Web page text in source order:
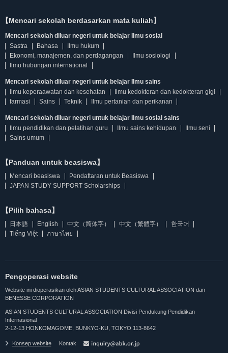
【Mencari sekolah berdasarkan mata kuliah】
Mencari sekolah diluar negeri untuk belajar Ilmu sosial
Sastra
Bahasa
Ilmu hukum
Ekonomi, manajemen, dan perdagangan
Ilmu sosiologi
Ilmu hubungan international
Mencari sekolah diluar negeri untuk belajar Ilmu sains
Ilmu keperaawatan dan kesehatan
Ilmu kedokteran dan kedokteran gigi
farmasi
Sains Teknik Ilmu pertanian dan perikanan
Mencari sekolah diluar negeri untuk belajar Ilmu sosial sains
Ilmu pendidikan dan pelatihan guru
Ilmu sains kehidupan
Ilmu seni
Sains umum
【Panduan untuk beasiswa】
Mencari beasiswa
Pendaftaran untuk Beasiswa
JAPAN STUDY SUPPORT Scholarships
【Pilih bahasa】
日本語 English 中文（简体字） 中文（繁體字）
한국어
Tiếng Việt
ภาษาไทย
Pengoperasi website
Website ini dioperasikan oleh ASIAN STUDENTS CULTURAL ASSOCIATION dan
BENESSE CORPORATION
ASIAN STUDENTS CULTURAL ASSOCIATION Divisi Pendukung Pendidikan
Internasional
2-12-13 HONKOMAGOME, BUNKYO-KU, TOKYO 113-8642
Konsep website Kontak